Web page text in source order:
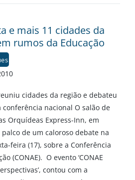
e mais 11 cidades da
rumos da Educação
cidades da região e debateu
conferência nacional O salão de
Orquídeas Express-Inn, em
de um caloroso debate na
feira (17), sobre a Conferência
(CONAE). O evento ‘CONAE
contou com a